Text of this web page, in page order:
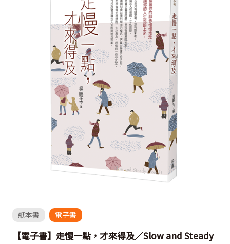
紙本書 電子書
【電子書】走慢一點，才來得及／Slow and Steady